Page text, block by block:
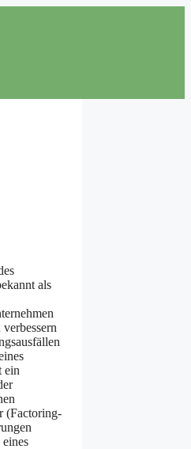
als
ein
(Factoring-